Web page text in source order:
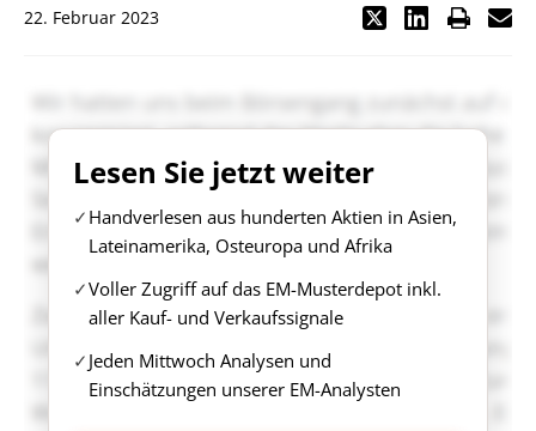
22. Februar 2023
Lesen Sie jetzt weiter
Handverlesen aus hunderten Aktien in Asien,
Lateinamerika, Osteuropa und Afrika
Voller Zugriff auf das EM-Musterdepot inkl.
aller Kauf- und Verkaufssignale
Jeden Mittwoch Analysen und
Einschätzungen unserer EM-Analysten